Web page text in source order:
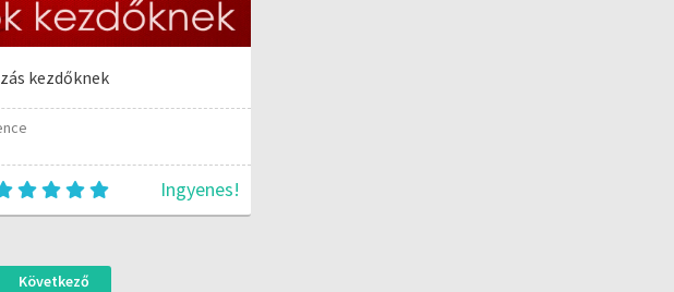
kezdőknek
Ingyenes!
Következő